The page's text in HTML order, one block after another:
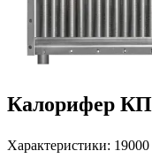
Калорифер
Характеристики: 19000